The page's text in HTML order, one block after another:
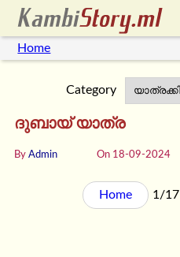
Home
Category
ദുബായ് യാത്ര
By Admin On 18-09-2024
Home 1/17